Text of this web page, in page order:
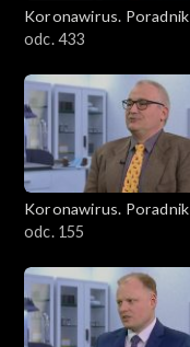
Koronawirus. Poradnik
odc. 433
Koronawirus. Poradnik
odc. 155